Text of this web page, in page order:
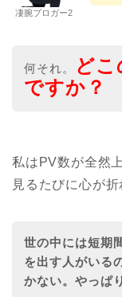
凄腕ブロガー2
何それ。
どこ
ですか？
私はPV数が全然
見るたびに心が折
世の中には短期
を出す人がいる
かない。やっぱ